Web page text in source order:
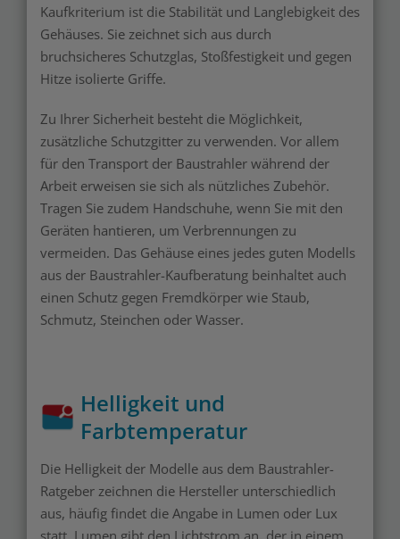
Kaufkriterium ist die Stabilität und Langlebigkeit des
Gehäuses. Sie zeichnet sich aus durch
bruchsicheres Schutzglas, Stoßfestigkeit und gegen
Hitze isolierte Griffe.
Zu Ihrer Sicherheit besteht die Möglichkeit,
zusätzliche Schutzgitter zu verwenden. Vor allem
für den Transport der Baustrahler während der
Arbeit erweisen sie sich als nützliches Zubehör.
Tragen Sie zudem Handschuhe, wenn Sie mit den
Geräten hantieren, um Verbrennungen zu
vermeiden. Das Gehäuse eines jedes guten Modells
aus der Baustrahler-Kaufberatung beinhaltet auch
einen Schutz gegen Fremdkörper wie Staub,
Schmutz, Steinchen oder Wasser.
Helligkeit und
Farbtemperatur
Die Helligkeit der Modelle aus dem Baustrahler-
Ratgeber zeichnen die Hersteller unterschiedlich
aus, häufig findet die Angabe in Lumen oder Lux